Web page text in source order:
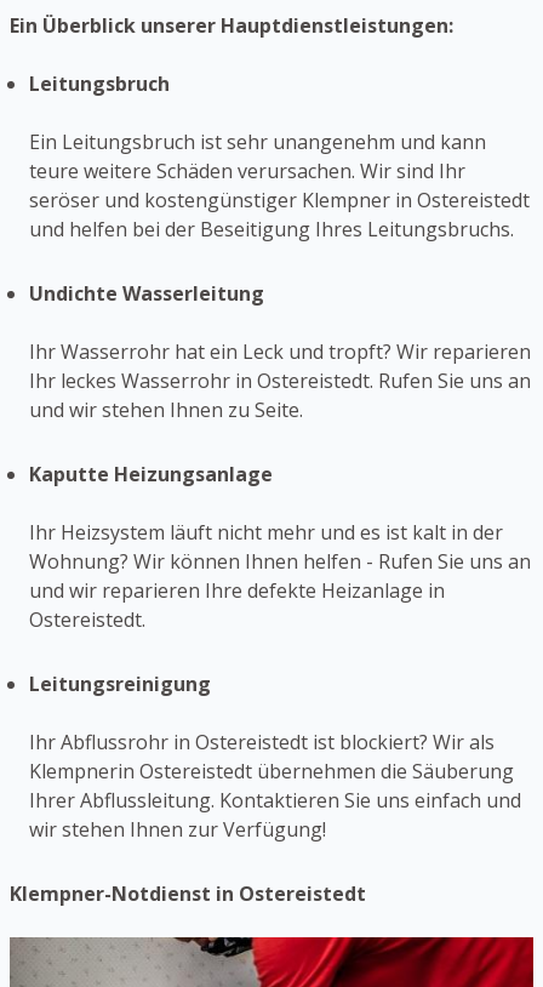
Ein Überblick unserer Hauptdienstleistungen:
Leitungsbruch
Ein Leitungsbruch ist sehr unangenehm und kann
teure weitere Schäden verursachen. Wir sind Ihr
seröser und kostengünstiger Klempner in Ostereistedt
und helfen bei der Beseitigung Ihres Leitungsbruchs.
Undichte Wasserleitung
Ihr Wasserrohr hat ein Leck und tropft? Wir reparieren
Ihr leckes Wasserrohr in Ostereistedt. Rufen Sie uns an
und wir stehen Ihnen zu Seite.
Kaputte Heizungsanlage
Ihr Heizsystem läuft nicht mehr und es ist kalt in der
Wohnung? Wir können Ihnen helfen - Rufen Sie uns an
und wir reparieren Ihre defekte Heizanlage in
Ostereistedt.
Leitungsreinigung
Ihr Abflussrohr in Ostereistedt ist blockiert? Wir als
Klempnerin Ostereistedt übernehmen die Säuberung
Ihrer Abflussleitung. Kontaktieren Sie uns einfach und
wir stehen Ihnen zur Verfügung!
Klempner-Notdienst in Ostereistedt